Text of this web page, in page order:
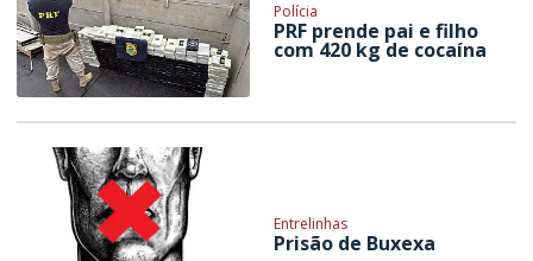
Polícia
PRF prende pai e filho
com 420 kg de cocaína
Entrelinhas
Prisão de Buxexa